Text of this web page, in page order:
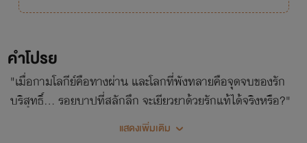
คำโปรย
"เมื่อกามโลกีย์คือทางผ่าน และโลกที่พังทลายคือจุดจบของรัก
บริสุทธิ์... รอยบาปที่สลักลึก จะเยียวยาด้วยรักแท้ได้จริงหรือ?"
แสดงเพิ่มเติม